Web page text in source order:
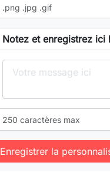
.png .jpg .gif
Notez et enregistrez ici
250 caractères max
Enregistrer la